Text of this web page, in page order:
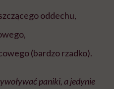
oddechu,
(bardzo rzadko).
paniki, a jedynie